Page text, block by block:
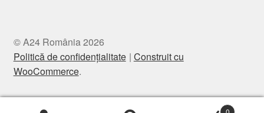
© A24 România 2026
Politică de confidențialitate Construit cu
WooCommerce.